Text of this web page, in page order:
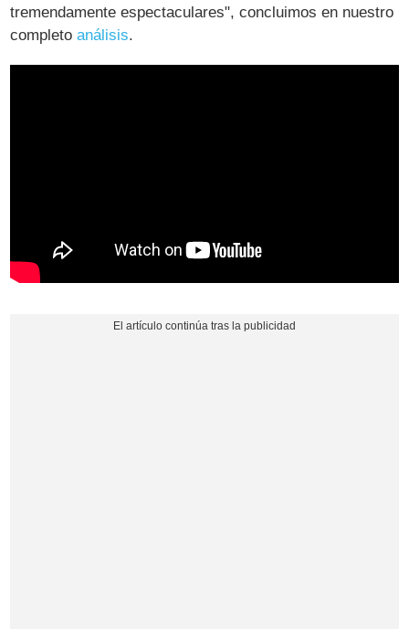
tremendamente espectaculares", concluimos en nuestro
completoanálisis.